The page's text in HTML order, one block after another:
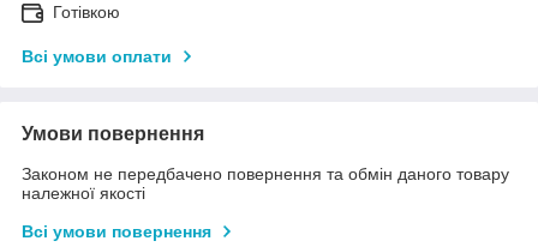
Готівкою
Всі умови оплати
Умови повернення
Законом не передбачено повернення та обмін даного товару
належної якості
Всі умови повернення